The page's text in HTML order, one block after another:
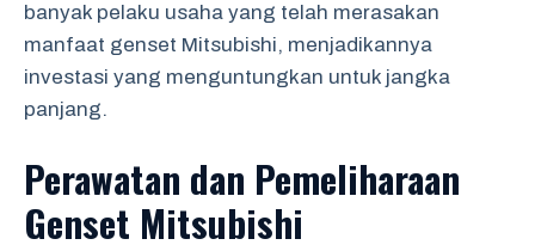
banyak pelaku usaha yang telah merasakan
manfaat genset Mitsubishi, menjadikannya
investasi yang menguntungkan untuk jangka
panjang.
Perawatan dan Pemeliharaan
Genset Mitsubishi